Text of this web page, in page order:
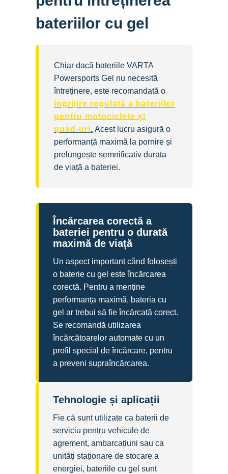
bateriilor cu gel
Chiar dacă bateriile VARTA
Powersports Gel nu necesită
întreținere, este recomandată o
îngrijire regulată a bateriilor
pentru motociclete și
quad‑uri. Acest lucru asigură o
performanță maximă la pornire și
prelungește semnificativ durata
de viață a bateriei.
Încărcarea corectă a
bateriei pentru o durată
maximă de viață
Un aspect important când folosești
o baterie cu gel este încărcarea
corectă. Pentru a menține
performanța maximă, bateria cu
gel ar trebui să fie încărcată corect.
Se recomandă utilizarea
încărcătoarelor automate cu un
profil special de încărcare, pentru
a preveni supraîncărcarea.
Tehnologie și aplicații
Fie că sunt utilizate ca baterii de
serviciu pentru vehicule de
agrement, ambarcațiuni sau ca
unități staționare de stocare a
energiei, bateriile cu gel sunt